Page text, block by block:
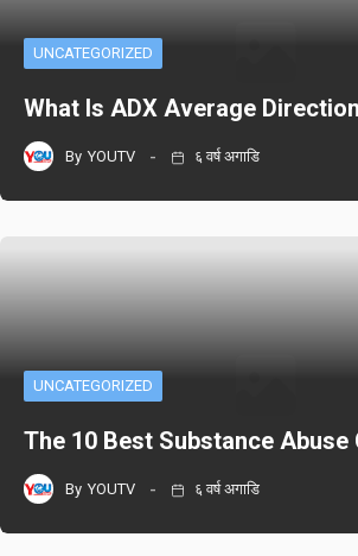
UNCATEGORIZED
What Is ADX Average
By YOUTV ६ वर्ष अगाडि
UNCATEGORIZED
The 10 Best Substance
By YOUTV ६ वर्ष अगाडि